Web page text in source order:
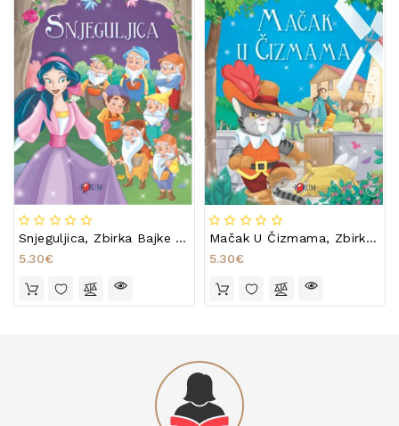
Snjeguljica, Zbirka Bajke 1-8
5.30€
Mačak U Čizmama, Zbirka Bajke 1-8
5.30€